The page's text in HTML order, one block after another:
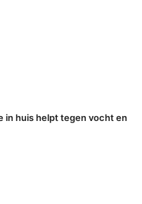
in huis helpt tegen vocht en